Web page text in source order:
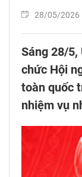
28/05/2026
Sáng 28/5,
chức Hội
toàn quốc
nhiệm vụ